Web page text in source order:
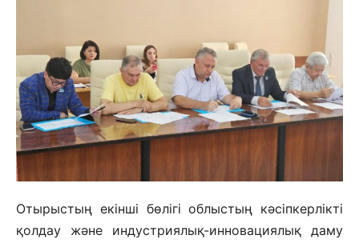
Отырыстың екінші бөлігі облыстың кәсіпкерлікті
қолдау және индустриялық-инновациялық даму